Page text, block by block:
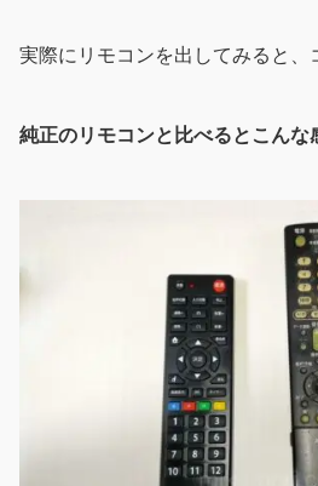
実際にリモコンを出してみると、
純正のリモコンと比べるとこんな